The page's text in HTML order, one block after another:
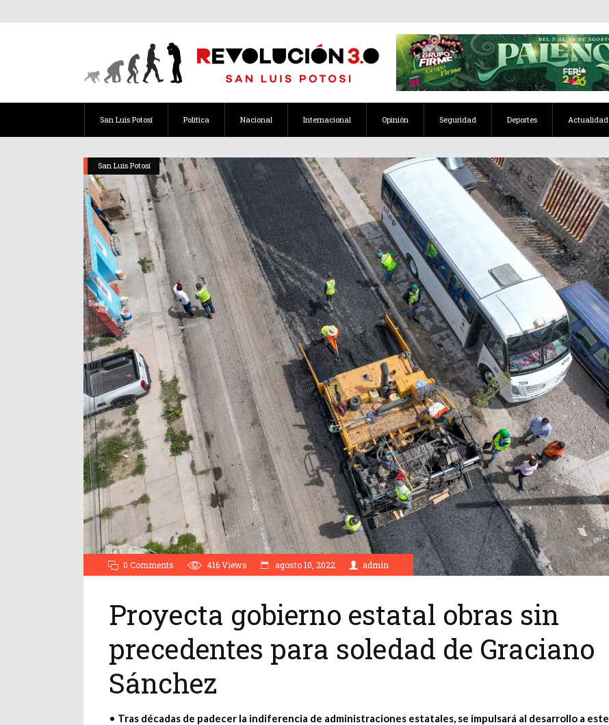
San Luis Potosí Política Nacional Internacional Opinión Seguridad Deportes Actualidad
San Luis Potosí
0 Comments 416Views agosto 10, 2022 admin
Proyecta gobierno estatal obras sin
precedentes para soledad de Graciano
Sánchez
• Tras décadas de padecer la indiferencia de administraciones estatales, se impulsará al desarrollo a este